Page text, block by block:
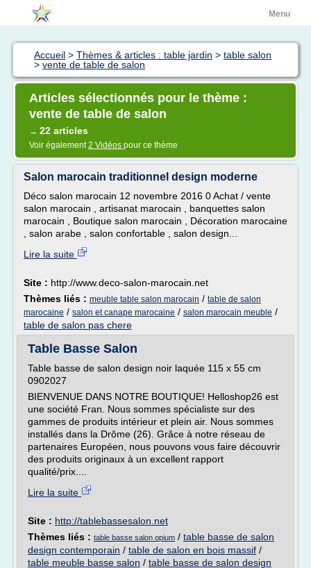
Menu
Accueil > Thèmes & articles : table jardin > table salon
> vente de table de salon
Articles sélectionnés pour le thème :
vente de table de salon
→ 22 articles
Voir également2 Vidéos pour ce thème
Salon marocain traditionnel design moderne
Déco salon marocain 12 novembre 2016 0 Achat / vente
salon marocain , artisanat marocain , banquettes salon
marocain , Boutique salon marocain , Décoration marocaine
, salon arabe , salon confortable , salon design...
Lire la suite
Site : http://www.deco-salon-marocain.net
Thèmes liés : meuble table salon marocain / table de salon
marocaine / salon et canape marocaine / salon marocain meuble /
table de salon pas chere
Table Basse Salon
Table basse de salon design noir laquée 115 x 55 cm
0902027
BIENVENUE DANS NOTRE BOUTIQUE! Helloshop26 est
une société Fran. Nous sommes spécialiste sur des
gammes de produits intérieur et plein air. Nous sommes
installés dans la Drôme (26). Grâce à notre réseau de
partenaires Européen, nous pouvons vous faire découvrir
des produits originaux à un excellent rapport
qualité/prix....
Lire la suite
Site : http://tablebassesalon.net
Thèmes liés : table basse salon opium / table basse de salon
design contemporain / table de salon en bois massif /
table meuble basse salon / table basse de salon design